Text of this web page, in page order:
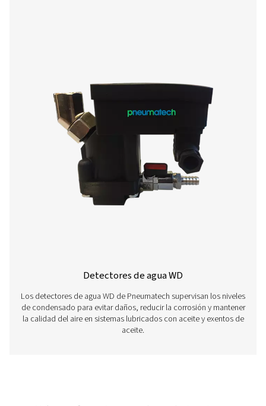
productos
Obtenga más información sobre nuestra solución de
de agua aquí.